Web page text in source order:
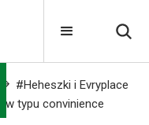
#Heheszki i Evryplace
typu convinience